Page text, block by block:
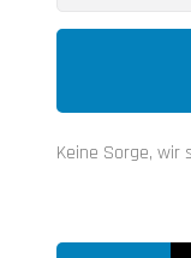
Keine Sorge, wir